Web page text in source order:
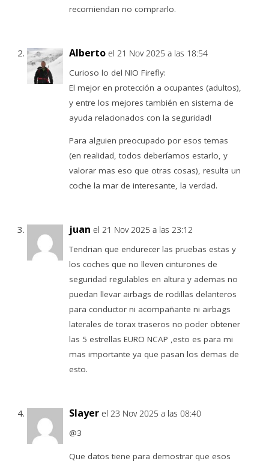
recomiendan no comprarlo.
Alberto el 21 Nov 2025 a las 18:54
Curioso lo del NIO Firefly:
El mejor en protección a ocupantes (adultos),
y entre los mejores también en sistema de
ayuda relacionados con la seguridad!
Para alguien preocupado por esos temas
(en realidad, todos deberíamos estarlo, y
valorar mas eso que otras cosas), resulta un
coche la mar de interesante, la verdad.
juan el 21 Nov 2025 a las 23:12
Tendrian que endurecer las pruebas estas y
los coches que no lleven cinturones de
seguridad regulables en altura y ademas no
puedan llevar airbags de rodillas delanteros
para conductor ni acompañante ni airbags
laterales de torax traseros no poder obtener
las 5 estrellas EURO NCAP ,esto es para mi
mas importante ya que pasan los demas de
esto.
Slayer el 23 Nov 2025 a las 08:40
@3
Que datos tiene para demostrar que esos